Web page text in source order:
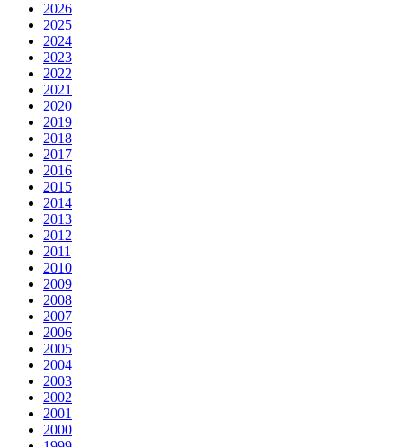
2026
2025
2024
2023
2022
2021
2020
2019
2018
2017
2016
2015
2014
2013
2012
2011
2010
2009
2008
2007
2006
2005
2004
2003
2002
2001
2000